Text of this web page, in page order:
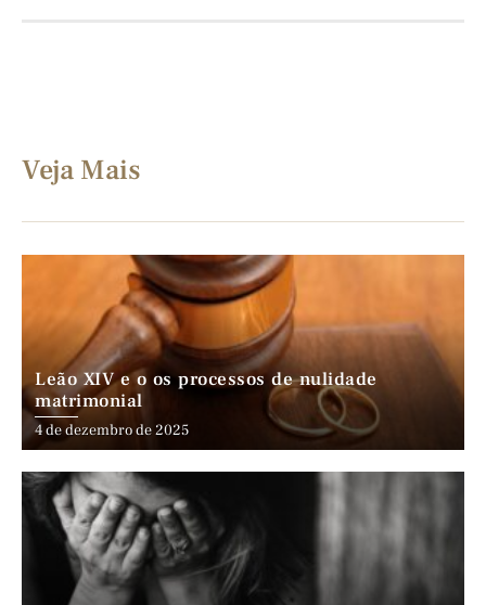
Veja Mais
Leão XIV e o os processos de nulidade
matrimonial
4 de dezembro de 2025